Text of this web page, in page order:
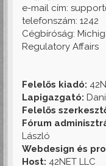
e-mail cím:
telefonszám: 1242
Cégbíróság:
Regulatory Affairs
Felelős kiadó:
Lapigazgató:
Felelős
Fórum
László
Webdesign és
Host: 42NET LLC